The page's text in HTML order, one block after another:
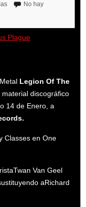
No hay
Legion Of The
discográfico
14 de Enero, a
Classes en One
Van Geel
aRichard